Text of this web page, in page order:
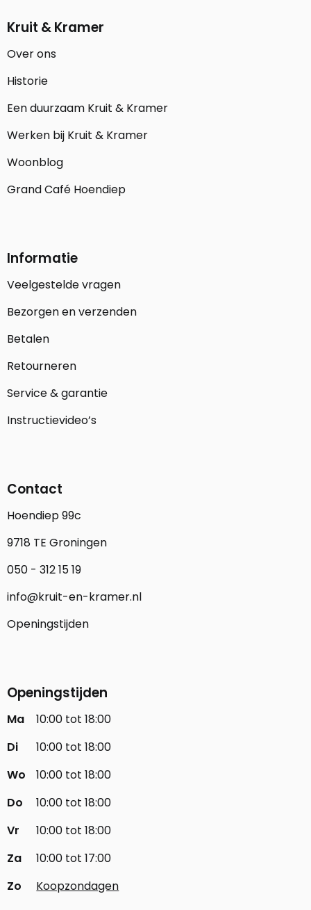
Kruit & Kramer
Over ons
Historie
Een duurzaam Kruit & Kramer
Werken bij Kruit & Kramer
Woonblog
Grand Café Hoendiep
Informatie
Veelgestelde vragen
Bezorgen en verzenden
Betalen
Retourneren
Service & garantie
Instructievideo’s
Contact
Hoendiep 99c
9718 TE Groningen
050 - 312 15 19
info@kruit-en-kramer.nl
Openingstijden
Openingstijden
Ma
10:00 tot 18:00
Di
10:00 tot 18:00
Wo
10:00 tot 18:00
Do
10:00 tot 18:00
Vr
10:00 tot 18:00
Za
10:00 tot 17:00
Zo
Koopzondagen